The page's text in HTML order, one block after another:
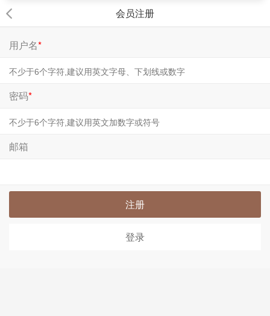
会员注册
用户名*
密码*
邮箱
注册
登录